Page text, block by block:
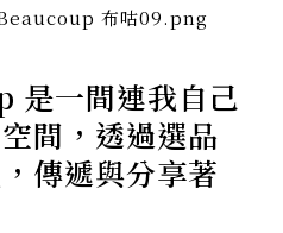
是一間連我自己
間，透過選品
傳遞與分享著